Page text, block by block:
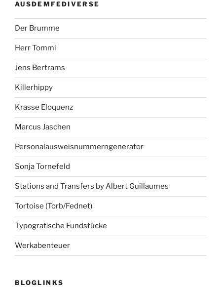
AUSDEMFEDIVERSE
Der Brumme
Herr Tommi
Jens Bertrams
Killerhippy
Krasse Eloquenz
Marcus Jaschen
Personalausweisnummerngenerator
Sonja Tornefeld
Stations and Transfers by Albert Guillaumes
Tortoise (Torb/Fednet)
Typografische Fundstücke
Werkabenteuer
BLOGLINKS